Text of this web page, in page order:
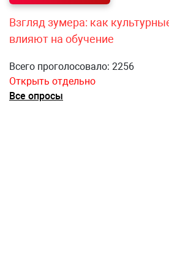
Взгляд зумера: как
влияют на обучение
Всего проголосовало: 2256
Открыть отдельно
Все опросы